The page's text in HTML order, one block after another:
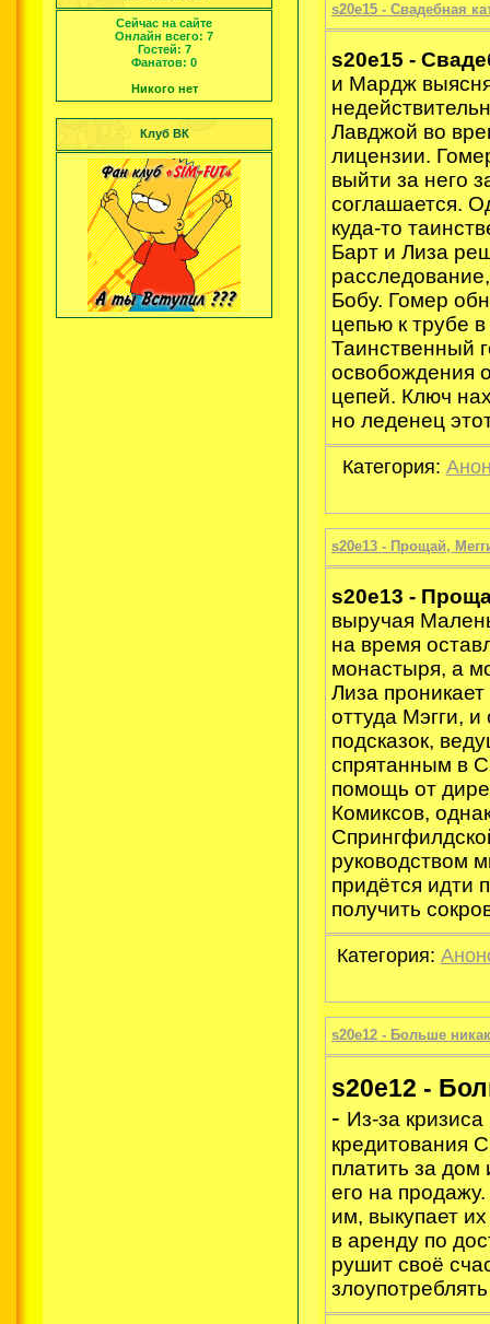
Сейчас на сайте
Онлайн всего: 7
Гостей: 7
Фанатов: 0
Никого нет
Клуб ВК
s20e15 - Свадебная
s20e15 -
и Мардж
Лавджой во
лицензии.
выйти за него
соглашается.
куда-то
Барт и Лиза
Бобу. Гомер
цепью к трубе
Таинственный
освобождения
цепей. Ключ
но леденец
Категория:
s20e13 - Прощай,
s20e13 -
выручая
на время
монастыря, а
Лиза
оттуда Мэгги,
подсказок,
спрятанным в
помощь от
Комиксов,
руководством
придётся идти
получить
Категория:
s20e12 - Больше
s20e12 -
- Из-за
кредитования
платить за
его на
им, выкупает
в аренду по
рушит своё